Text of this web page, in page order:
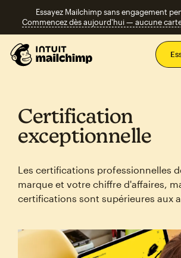
Essayez Mailchimp sans engagement
Commencez dès aujourd'hui — aucune
Certification
exceptionnelle
Les certifications professionnelles
marque et votre chiffre d'affaires,
certifications sont supérieures aux